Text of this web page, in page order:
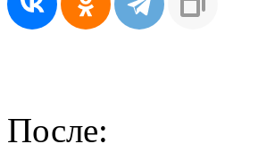
После: